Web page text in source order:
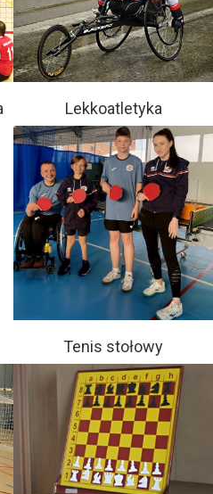
Lekkoatletyka
Tenis stołowy